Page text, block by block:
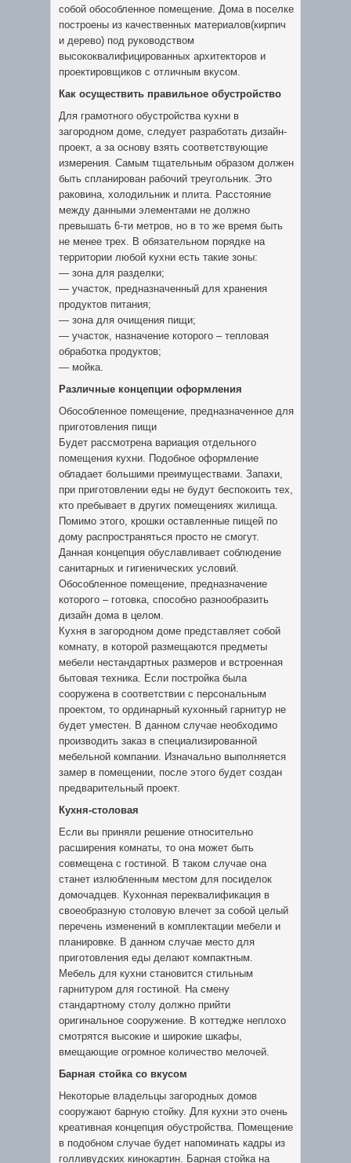
собой обособленное помещение. Дома в поселке
построены из качественных материалов(кирпич
и дерево) под руководством
высококвалифицированных архитекторов и
проектировщиков с отличным вкусом.
Как осуществить правильное обустройство
Для грамотного обустройства кухни в
загородном доме, следует разработать дизайн-
проект, а за основу взять соответствующие
измерения. Самым тщательным образом должен
быть спланирован рабочий треугольник. Это
раковина, холодильник и плита. Расстояние
между данными элементами не должно
превышать 6-ти метров, но в то же время быть
не менее трех. В обязательном порядке на
территории любой кухни есть такие зоны:
— зона для разделки;
— участок, предназначенный для хранения
продуктов питания;
— зона для очищения пищи;
— участок, назначение которого – тепловая
обработка продуктов;
— мойка.
Различные концепции оформления
Обособленное помещение, предназначенное для
приготовления пищи
Будет рассмотрена вариация отдельного
помещения кухни. Подобное оформление
обладает большими преимуществами. Запахи,
при приготовлении еды не будут беспокоить тех,
кто пребывает в других помещениях жилища.
Помимо этого, крошки оставленные пищей по
дому распространяться просто не смогут.
Данная концепция обуславливает соблюдение
санитарных и гигиенических условий.
Обособленное помещение, предназначение
которого – готовка, способно разнообразить
дизайн дома в целом.
Кухня в загородном доме представляет собой
комнату, в которой размещаются предметы
мебели нестандартных размеров и встроенная
бытовая техника. Если постройка была
сооружена в соответствии с персональным
проектом, то ординарный кухонный гарнитур не
будет уместен. В данном случае необходимо
производить заказ в специализированной
мебельной компании. Изначально выполняется
замер в помещении, после этого будет создан
предварительный проект.
Кухня-столовая
Если вы приняли решение относительно
расширения комнаты, то она может быть
совмещена с гостиной. В таком случае она
станет излюбленным местом для посиделок
домочадцев. Кухонная переквалификация в
своеобразную столовую влечет за собой целый
перечень изменений в комплектации мебели и
планировке. В данном случае место для
приготовления еды делают компактным.
Мебель для кухни становится стильным
гарнитуром для гостиной. На смену
стандартному столу должно прийти
оригинальное сооружение. В коттедже неплохо
смотрятся высокие и широкие шкафы,
вмещающие огромное количество мелочей.
Барная стойка со вкусом
Некоторые владельцы загородных домов
сооружают барную стойку. Для кухни это очень
креативная концепция обустройства. Помещение
в подобном случае будет напоминать кадры из
голливудских кинокартин. Барная стойка на